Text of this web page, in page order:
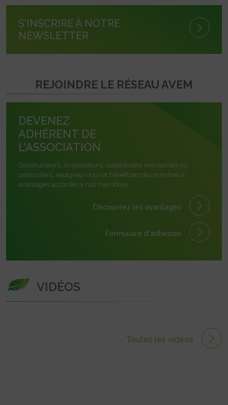
S'INSCRIRE À NOTRE
NEWSLETTER
REJOINDRE LE RÉSEAU AVEM
DEVENEZ
ADHÉRENT DE
L'ASSOCIATION
Constructeurs, importateurs, collectivités, entreprises ou
particuliers, rejoignez-nous et bénéficiez des nombreux
avantages accordés à nos membres.
Découvrez les avantages
Formulaire d'adhésion
VIDÉOS
Toutes les vidéos